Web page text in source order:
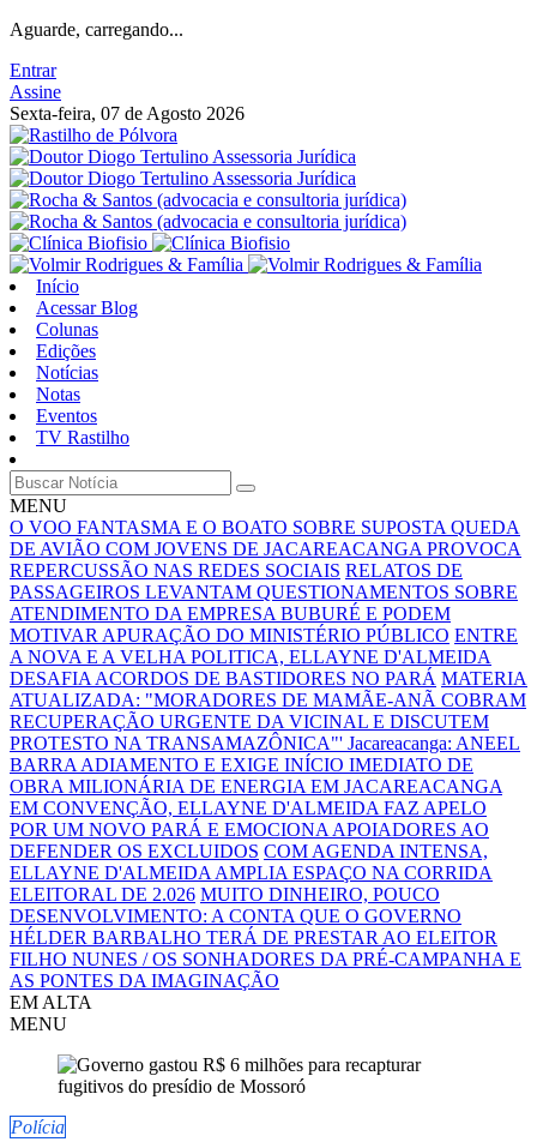
Aguarde, carregando...
Entrar
Assine
Sexta-feira, 07 de Agosto 2026
Início
Acessar Blog
Colunas
Edições
Notícias
Notas
Eventos
TV Rastilho
MENU
O VOO FANTASMA E O BOATO SOBRE SUPOSTA QUEDA
DE AVIÃO COM JOVENS DE JACAREACANGA PROVOCA
REPERCUSSÃO NAS REDES SOCIAIS RELATOS DE
PASSAGEIROS LEVANTAM QUESTIONAMENTOS SOBRE
ATENDIMENTO DA EMPRESA BUBURÉ E PODEM
MOTIVAR APURAÇÃO DO MINISTÉRIO PÚBLICO ENTRE
A NOVA E A VELHA POLITICA, ELLAYNE D'ALMEIDA
DESAFIA ACORDOS DE BASTIDORES NO PARÁ MATERIA
ATUALIZADA: "MORADORES DE MAMÃE-ANÃ COBRAM
RECUPERAÇÃO URGENTE DA VICINAL E DISCUTEM
PROTESTO NA TRANSAMAZÔNICA"' Jacareacanga: ANEEL
BARRA ADIAMENTO E EXIGE INÍCIO IMEDIATO DE
OBRA MILIONÁRIA DE ENERGIA EM JACAREACANGA
EM CONVENÇÃO, ELLAYNE D'ALMEIDA FAZ APELO
POR UM NOVO PARÁ E EMOCIONA APOIADORES AO
DEFENDER OS EXCLUIDOS COM AGENDA INTENSA,
ELLAYNE D'ALMEIDA AMPLIA ESPAÇO NA CORRIDA
ELEITORAL DE 2.026 MUITO DINHEIRO, POUCO
DESENVOLVIMENTO: A CONTA QUE O GOVERNO
HÉLDER BARBALHO TERÁ DE PRESTAR AO ELEITOR
FILHO NUNES / OS SONHADORES DA PRÉ-CAMPANHA E
AS PONTES DA IMAGINAÇÃO
EM ALTA
MENU
Polícia